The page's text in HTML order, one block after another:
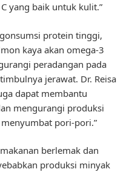
yang baik untuk kulit.”
protein tinggi,
kaya akan omega-3
peradangan pada
jerawat. Dr. Reisa
dapat membantu
mengurangi produksi
pori-pori.”
berlemak dan
produksi minyak